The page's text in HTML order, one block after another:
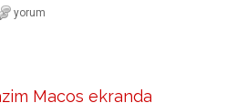
Macos ekranda